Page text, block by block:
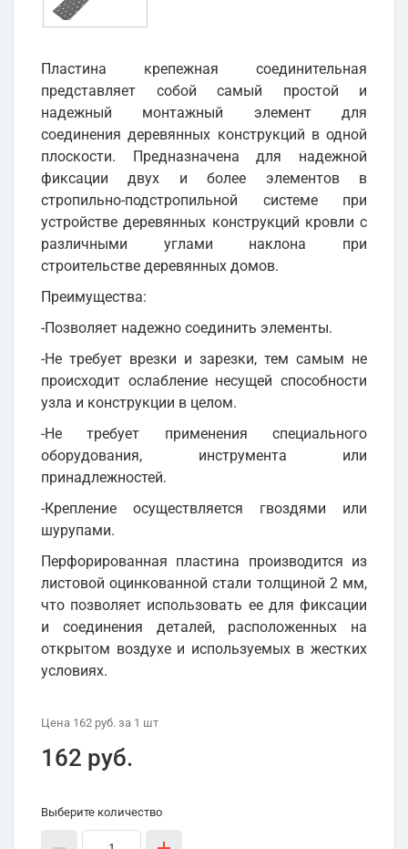
Пластина крепежная соединительная
представляет собой самый простой и
надежный монтажный элемент для
соединения деревянных конструкций в одной
плоскости. Предназначена для надежной
фиксации двух и более элементов в
стропильно-подстропильной системе при
устройстве деревянных конструкций кровли с
различными углами наклона при
строительстве деревянных домов.
Преимущества:
-Позволяет надежно соединить элементы.
-Не требует врезки и зарезки, тем самым не
происходит ослабление несущей способности
узла и конструкции в целом.
-Не требует применения специального
оборудования, инструмента или
принадлежностей.
-Крепление осуществляется гвоздями или
шурупами.
Перфорированная пластина производится из
листовой оцинкованной стали толщиной 2 мм,
что позволяет использовать ее для фиксации
и соединения деталей, расположенных на
открытом воздухе и используемых в жестких
условиях.
Цена 162 руб. за 1 шт
162 руб.
Выберите количество